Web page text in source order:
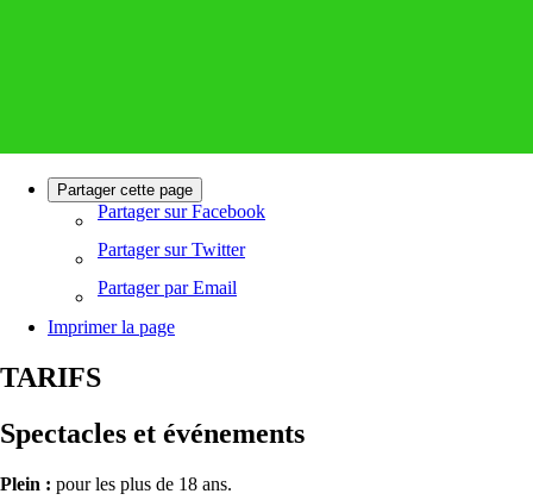
Partager cette page
Partager sur Facebook
Partager sur Twitter
Partager par Email
Imprimer la page
TARIFS
Spectacles et événements
Plein : pour les plus de 18 ans.